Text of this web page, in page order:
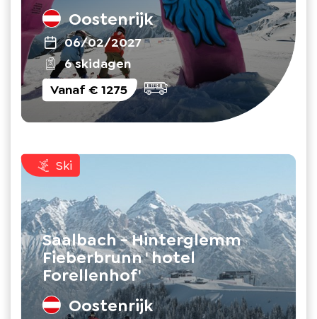
Oostenrijk
06/02/2027
6 skidagen
Vanaf€ 1275
Ski
Saalbach - Hinterglemm
Fieberbrunn ' hotel
Forellenhof'
Oostenrijk